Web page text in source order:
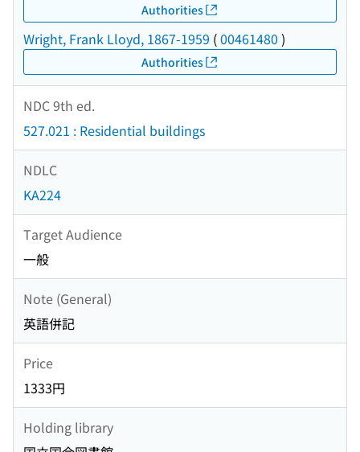
Authorities
Wright, Frank Lloyd, 1867-1959 (00461480 )
Authorities
NDC 9th ed.
527.021 : Residential buildings
NDLC
KA224
Target Audience
一般
Note (General)
英語併記
Price
1333円
Holding library